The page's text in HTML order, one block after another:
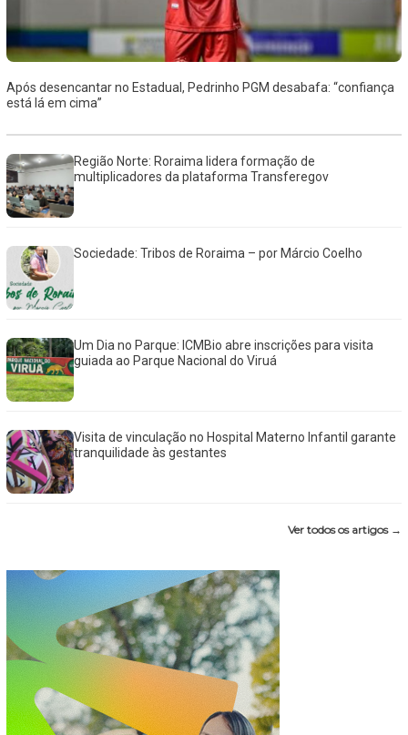
Após desencantar no Estadual, Pedrinho PGM desabafa: “confiança
está lá em cima”
Região Norte: Roraima lidera formação de
multiplicadores da plataforma Transferegov
Sociedade: Tribos de Roraima – por Márcio Coelho
Um Dia no Parque: ICMBio abre inscrições para visita
guiada ao Parque Nacional do Viruá
Visita de vinculação no Hospital Materno Infantil garante
tranquilidade às gestantes
Ver todos os artigos →